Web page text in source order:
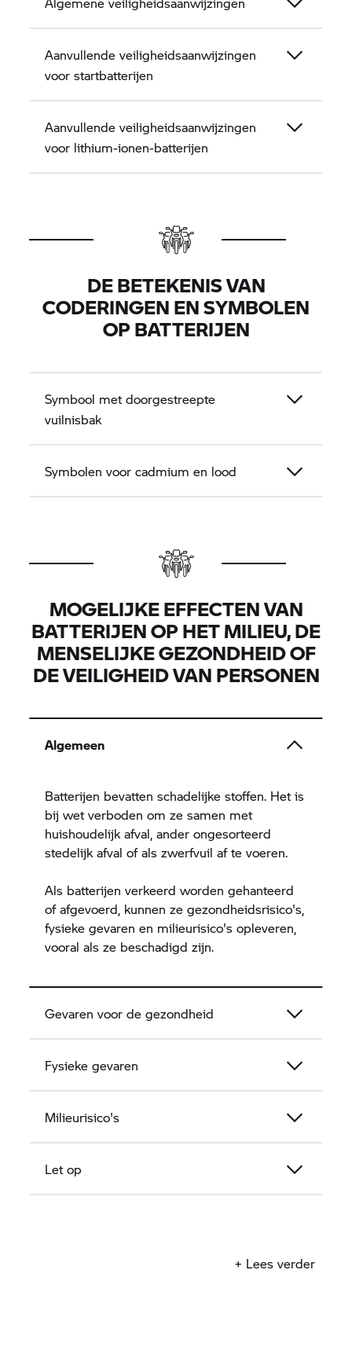
Aanvullende veiligheidsaanwijzingen
voor startbatterijen
Aanvullende veiligheidsaanwijzingen
voor lithium-ionen-batterijen
DE BETEKENIS VAN
CODERINGEN EN SYMBOLEN
OP BATTERIJEN
Symbool met doorgestreepte
vuilnisbak
Symbolen voor cadmium en lood
MOGELIJKE EFFECTEN VAN
BATTERIJEN OP HET MILIEU, DE
MENSELIJKE GEZONDHEID OF
DE VEILIGHEID VAN PERSONEN
Algemeen
Batterijen bevatten schadelijke stoffen. Het is
bij wet verboden om ze samen met
huishoudelijk afval, ander ongesorteerd
stedelijk afval of als zwerfvuil af te voeren.
Als batterijen verkeerd worden gehanteerd
of afgevoerd, kunnen ze gezondheidsrisico's,
fysieke gevaren en milieurisico's opleveren,
vooral als ze beschadigd zijn.
Gevaren voor de gezondheid
Fysieke gevaren
Milieurisico's
Let op
+ Lees verder